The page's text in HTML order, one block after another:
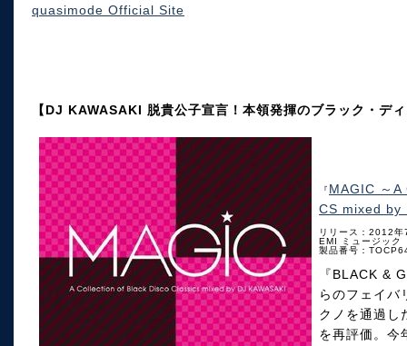
quasimode Official Site
【DJ KAWASAKI 脱貴公子宣言！本領発揮のブラック・デ
『 MAGIC ～
CS mixed by
リリース：2012
EMI ミュージック
製品番号：
『BLACK &
らのフェイバ
クノを通過し
を再評価。今